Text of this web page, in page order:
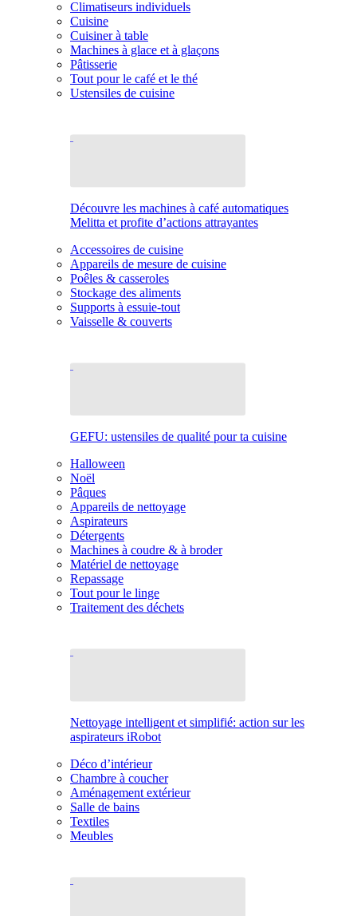
Climatiseurs individuels
Cuisine
Cuisiner à table
Machines à glace et à glaçons
Pâtisserie
Tout pour le café et le thé
Ustensiles de cuisine
Découvre les machines à café automatiques
Melitta et profite d’actions attrayantes
Accessoires de cuisine
Appareils de mesure de cuisine
Poêles & casseroles
Stockage des aliments
Supports à essuie-tout
Vaisselle & couverts
GEFU: ustensiles de qualité pour ta cuisine
Halloween
Noël
Pâques
Appareils de nettoyage
Aspirateurs
Détergents
Machines à coudre & à broder
Matériel de nettoyage
Repassage
Tout pour le linge
Traitement des déchets
Nettoyage intelligent et simplifié: action sur les
aspirateurs iRobot
Déco d’intérieur
Chambre à coucher
Aménagement extérieur
Salle de bains
Textiles
Meubles